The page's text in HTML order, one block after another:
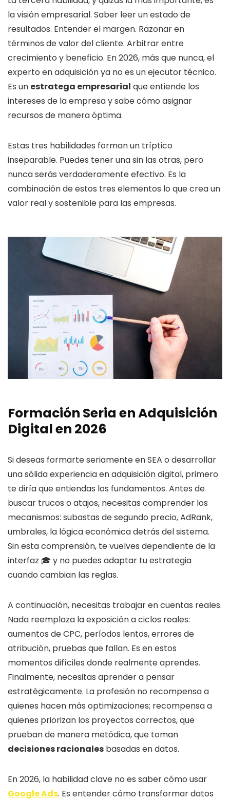
la visión empresarial. Saber leer un estado de
resultados. Entender el margen. Razonar en
términos de valor del cliente. Arbitrar entre
crecimiento y beneficio. En 2026, más que nunca, el
experto en adquisición ya no es un ejecutor técnico.
Es un estratega empresarial que entiende los
intereses de la empresa y sabe cómo asignar
recursos de manera óptima.
Estas tres habilidades forman un tríptico
inseparable. Puedes tener una sin las otras, pero
nunca serás verdaderamente efectivo. Es la
combinación de estos tres elementos lo que crea un
valor real y sostenible para las empresas.
Formación Seria en Adquisición
Digital en 2026
Si deseas formarte seriamente en SEA o desarrollar
una sólida experiencia en adquisición digital, primero
te diría que entiendas los fundamentos. Antes de
buscar trucos o atajos, necesitas comprender los
mecanismos: subastas de segundo precio, AdRank,
umbrales, la lógica económica detrás del sistema.
Sin esta comprensión, te vuelves dependiente de la
interfaz 🎓 y no puedes adaptar tu estrategia
cuando cambian las reglas.
A continuación, necesitas trabajar en cuentas reales.
Nada reemplaza la exposición a ciclos reales:
aumentos de CPC, períodos lentos, errores de
atribución, pruebas que fallan. Es en estos
momentos difíciles donde realmente aprendes.
Finalmente, necesitas aprender a pensar
estratégicamente. La profesión no recompensa a
quienes hacen más optimizaciones; recompensa a
quienes priorizan los proyectos correctos, que
prueban de manera metódica, que toman
decisiones racionales basadas en datos.
En 2026, la habilidad clave no es saber cómo usar
Google Ads. Es entender cómo transformar datos